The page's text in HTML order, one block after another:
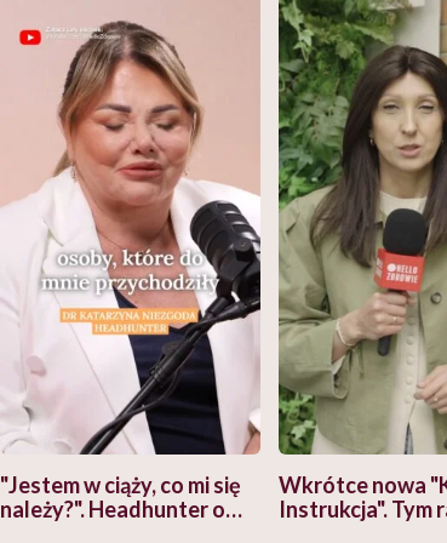
"Jestem w ciąży, co mi się
należy?". Headhunter o
Wkrótce nowa
Instrukcja". Tym